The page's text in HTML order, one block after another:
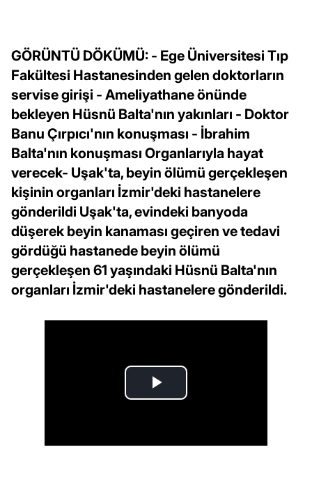
GÖRÜNTÜ DÖKÜMÜ: - Ege Üniversitesi Tıp
Fakültesi Hastanesinden gelen doktorların
servise girişi - Ameliyathane önünde
bekleyen Hüsnü Balta'nın yakınları - Doktor
Banu Çırpıcı'nın konuşması - İbrahim
Balta'nın konuşması Organlarıyla hayat
verecek- Uşak'ta, beyin ölümü gerçekleşen
kişinin organları İzmir'deki hastanelere
gönderildi Uşak'ta, evindeki banyoda
düşerek beyin kanaması geçiren ve tedavi
gördüğü hastanede beyin ölümü
gerçekleşen 61 yaşındaki Hüsnü Balta'nın
organları İzmir'deki hastanelere gönderildi.